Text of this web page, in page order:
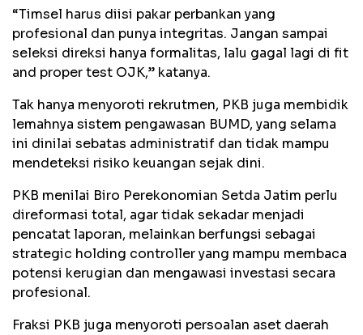
“Timsel harus diisi pakar perbankan yang
profesional dan punya integritas. Jangan sampai
seleksi direksi hanya formalitas, lalu gagal lagi di fit
and proper test OJK,” katanya.
Tak hanya menyoroti rekrutmen, PKB juga membidik
lemahnya sistem pengawasan BUMD, yang selama
ini dinilai sebatas administratif dan tidak mampu
mendeteksi risiko keuangan sejak dini.
PKB menilai Biro Perekonomian Setda Jatim perlu
direformasi total, agar tidak sekadar menjadi
pencatat laporan, melainkan berfungsi sebagai
strategic holding controller yang mampu membaca
potensi kerugian dan mengawasi investasi secara
profesional.
Fraksi PKB juga menyoroti persoalan aset daerah